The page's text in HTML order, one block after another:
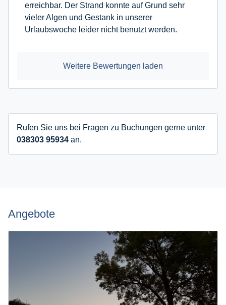
erreichbar. Der Strand konnte auf Grund sehr
vieler Algen und Gestank in unserer
Urlaubswoche leider nicht benutzt werden.
Weitere Bewertungen laden
Rufen Sie uns bei Fragen zu Buchungen gerne unter
038303 95934 an.
Angebote